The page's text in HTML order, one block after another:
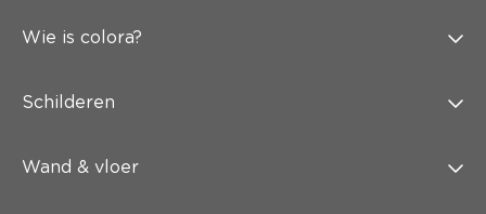
Wie is colora?
Schilderen
Wand & vloer